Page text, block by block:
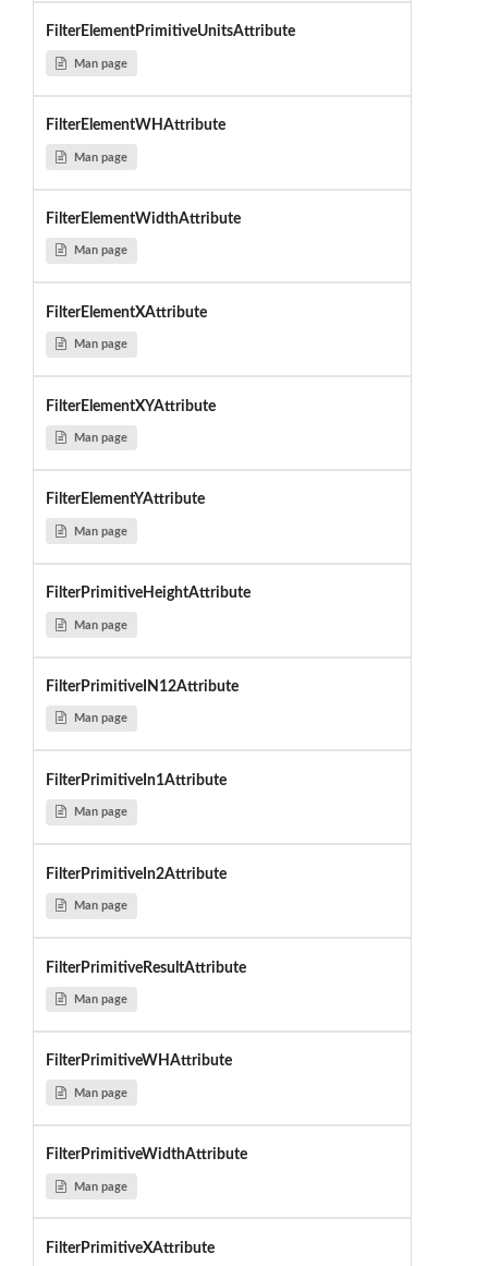
FilterElementPrimitiveUnitsAttribute
Man page
FilterElementWHAttribute
Man page
FilterElementWidthAttribute
Man page
FilterElementXAttribute
Man page
FilterElementXYAttribute
Man page
FilterElementYAttribute
Man page
FilterPrimitiveHeightAttribute
Man page
FilterPrimitiveIN12Attribute
Man page
FilterPrimitiveIn1Attribute
Man page
FilterPrimitiveIn2Attribute
Man page
FilterPrimitiveResultAttribute
Man page
FilterPrimitiveWHAttribute
Man page
FilterPrimitiveWidthAttribute
Man page
FilterPrimitiveXAttribute